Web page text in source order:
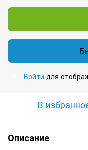
Войти для
В
Описание